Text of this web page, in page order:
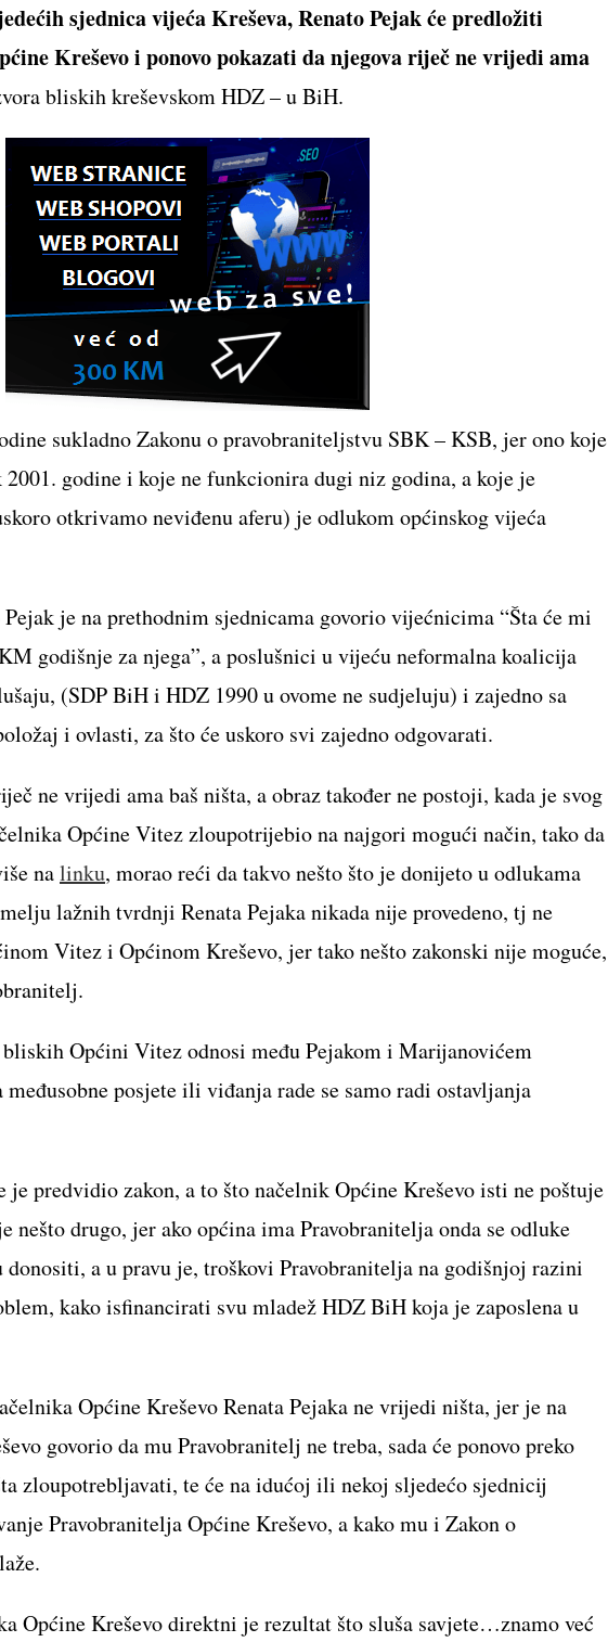
sjednica vijeća Kreševa, Renato Pejak će predložiti
Kreševo i ponovo pokazati da njegova riječ ne vrijedi ama
bliskih kreševskom HDZ – u BiH.
sukladno Zakonu o pravobraniteljstvu SBK – KSB, jer ono koje
godine i koje ne funkcionira dugi niz godina, a koje je
otkrivamo neviđenu aferu) je odlukom općinskog vijeća
je na prethodnim sjednicama govorio vijećnicima “Šta će mi
godišnje za njega”, a poslušnici u vijeću neformalna koalicija
(SDP BiH i HDZ 1990 u ovome ne sudjeluju) i zajedno sa
i ovlasti, za što će uskoro svi zajedno odgovarati.
ne vrijedi ama baš ništa, a obraz također ne postoji, kada je svog
Općine Vitez zloupotrijebio na najgori mogući način, tako da
nalinku, morao reći da takvo nešto što je donijeto u odlukama
lažnih tvrdnji Renata Pejaka nikada nije provedeno, tj ne
Vitez i Općinom Kreševo, jer tako nešto zakonski nije moguće,
Općini Vitez odnosi među Pejakom i Marijanovićem
posjete ili viđanja rade se samo radi ostavljanja
je predvidio zakon, a to što načelnik Općine Kreševo isti ne poštuje
nešto drugo, jer ako općina ima Pravobranitelja onda se odluke
donositi, a u pravu je, troškovi Pravobranitelja na godišnjoj razini
kako isfinancirati svu mladež HDZ BiH koja je zaposlena u
Općine Kreševo Renata Pejaka ne vrijedi ništa, jer je na
govorio da mu Pravobranitelj ne treba, sada će ponovo preko
zloupotrebljavati, te će na idućoj ili nekoj sljedećo sjednicij
Pravobranitelja Općine Kreševo, a kako mu i Zakon o
Općine Kreševo direktni je rezultat što sluša savjete…znamo već